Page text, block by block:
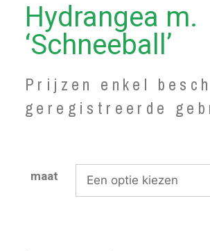
Hydrangea m.
‘Schneeball’
Prijzen enkel
geregistreerde
maat